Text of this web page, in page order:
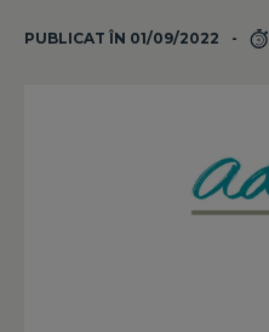
PUBLICAT ÎN 01/09/2022